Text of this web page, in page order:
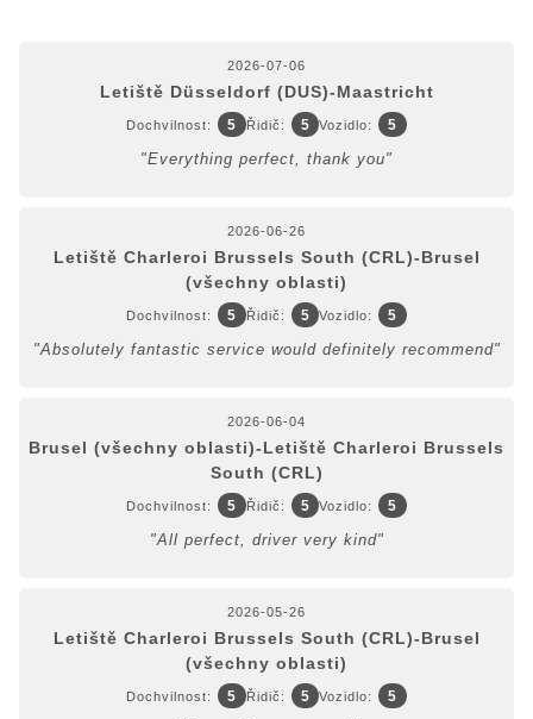
2026-07-06
Letiště Düsseldorf (DUS)-Maastricht
Dochvilnost: 5 Řidič: 5 Vozidlo: 5
"Everything perfect, thank you"
2026-06-26
Letiště Charleroi Brussels South (CRL)-Brusel
(všechny oblasti)
Dochvilnost: 5 Řidič: 5 Vozidlo: 5
"Absolutely fantastic service would definitely recommend"
2026-06-04
Brusel (všechny oblasti)-Letiště Charleroi Brussels
South (CRL)
Dochvilnost: 5 Řidič: 5 Vozidlo: 5
"All perfect, driver very kind"
2026-05-26
Letiště Charleroi Brussels South (CRL)-Brusel
(všechny oblasti)
Dochvilnost: 5 Řidič: 5 Vozidlo: 5